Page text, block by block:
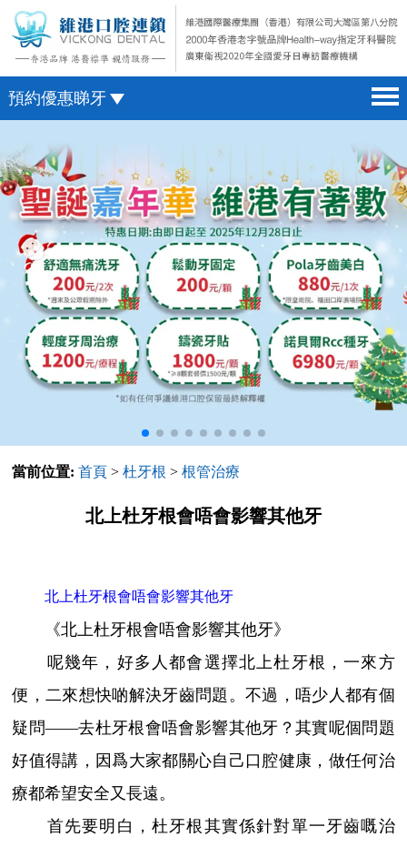
預約優惠睇牙
首頁 home page
醫院簡介 hospital introduction
醫生介紹 doctor introduction
醫療新聞 medical news
種植牙 dental implant
箍牙 orthodontics
收費標準 change standard
預約牙醫 contact us
澳門電話預約
微信預約
WhatsApp預約
當前位置: 首頁 >杜牙根 >根管治療
北上杜牙根會唔會影響其他牙
北上杜牙根會唔會影響其他牙
《北上杜牙根會唔會影響其他牙》
呢幾年，好多人都會選擇北上杜牙根，一來方
便，二來想快啲解決牙齒問題。不過，唔少人都有個
疑問——去杜牙根會唔會影響其他牙？其實呢個問題
好值得講，因爲大家都關心自己口腔健康，做任何治
療都希望安全又長遠。
首先要明白，杜牙根其實係針對單一牙齒嘅治